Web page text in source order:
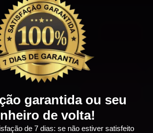
garantida ou seu
de volta!
de 7 dias: se não estiver satisfeito